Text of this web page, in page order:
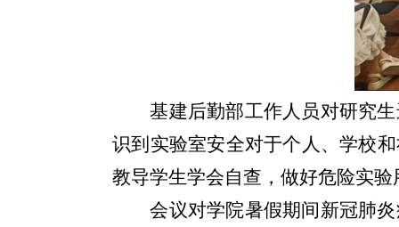
基建后勤部工作人员对研究
识到实验室安全对于个人、学校
教导学生学会自查，做好危险实
会议对学院暑假期间新冠肺